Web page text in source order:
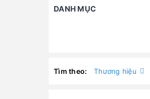
DANH MỤC
Tìm theo: Thương hiệu